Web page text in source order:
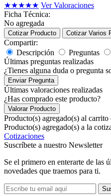
★★★★★ Ver Valoraciones
Ficha Técnica:
No agregada
Cotizar Producto Cotizar Varios
Compartir:
Descripción
Preguntas
Últimas preguntas realizadas
¿Tienes alguna duda o pregunta
Enviar Pregunta
Últimas valoraciones realizadas
¿Has comprado este producto?
Valorar Producto
Producto(s) agregado(s) al carrito
Producto(s) agregado(s) a la
Cotizaciones
Suscríbete a nuestro Newsletter
Se el primero en enterarte de las
novedades que traemos para ti.